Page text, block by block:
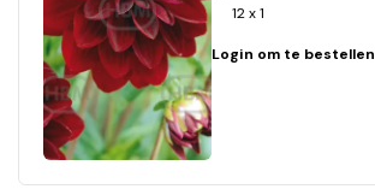
12 x 1
Login om te bestellen